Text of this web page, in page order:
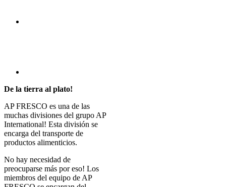
De la tierra al plato!
AP FRESCO es una de las
muchas divisiones del grupo AP
International! Esta división se
encarga del transporte de
productos alimenticios.
No hay necesidad de
preocuparse más por eso! Los
miembros del equipo de AP